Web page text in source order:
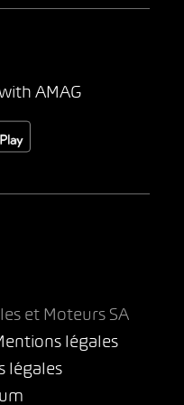
AMAG
et Moteurs SA
légales
légales